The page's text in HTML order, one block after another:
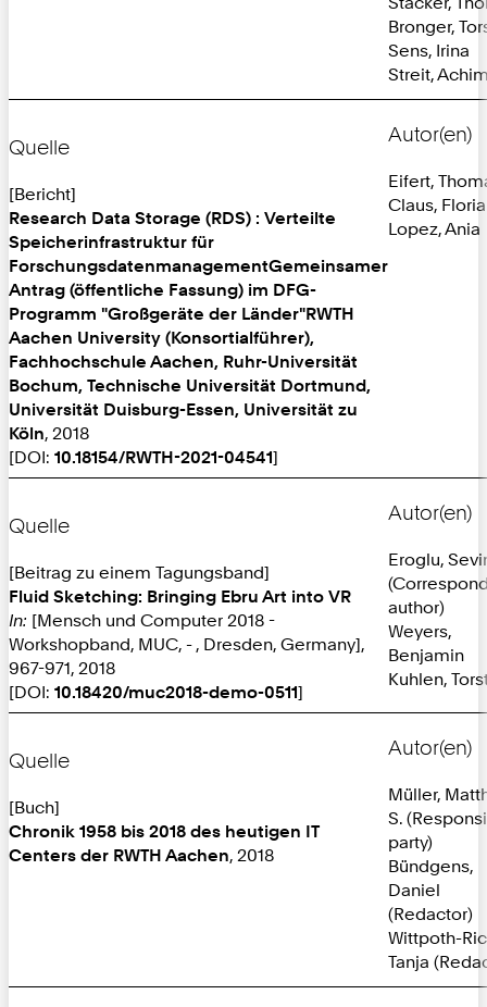
Bronger,
Sens, Irina
Streit,
Quelle
[Bericht]
Research Data Storage (RDS) : Verteilte
Speicherinfrastruktur für
ForschungsdatenmanagementGemeinsamer
Antrag (öffentliche Fassung) im DFG-
Programm "Großgeräte der Länder"RWTH
Aachen University (Konsortialführer),
Fachhochschule Aachen, Ruhr-Universität
Bochum, Technische Universität Dortmund,
Universität Duisburg-Essen, Universität zu
Köln, 2018
[DOI: 10.18154/RWTH-2021-04541]
Autor(en)
Eifert,
Claus,
Lopez, Ania
Quelle
[Beitrag zu einem Tagungsband]
Fluid Sketching: Bringing Ebru Art into VR
In: [Mensch und Computer 2018 -
Workshopband, MUC, - , Dresden, Germany],
967-971, 2018
[DOI: 10.18420/muc2018-demo-0511]
Autor(en)
Eroglu,
author)
Weyers,
Benjamin
Kuhlen,
Quelle
[Buch]
Chronik 1958 bis 2018 des heutigen IT
Centers der RWTH Aachen, 2018
Autor(en)
Müller,
S.
party)
Bündgens,
Daniel
(Redactor)
Wittpoth-
Tanja